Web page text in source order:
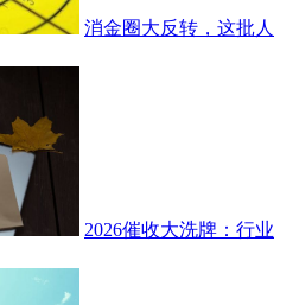
消金圈大反转，这批人
2026催收大洗牌：行业